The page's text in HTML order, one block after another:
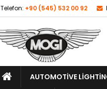
Telefon: +90 (545) 532 00 92
AUTOMOTIVE